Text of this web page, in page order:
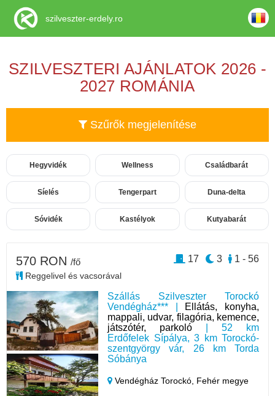
SZILVESZTERI AJÁNLATOK 2026 -
2027 ROMÁNIA
Szűrők megjelenítése
Hegyvidék Wellness Családbarát
Síelés Tengerpart Duna-delta
Sóvidék Kastélyok Kutyabarát
Szállás Szilveszter Torockó
Vendégház*** | Ellátás, konyha,
mappali, udvar, filagória, kemence,
játszótér, parkoló | 52 km
Erdőfelek Sípálya, 3 km Torockó-
szentgyörgy vár, 26 km Torda
Sóbánya
Vendégház Torockó, Fehér megye
570 RON /fő
Reggelivel és vacsorával
1 - 56
3
17
szilveszter-erdely.ro